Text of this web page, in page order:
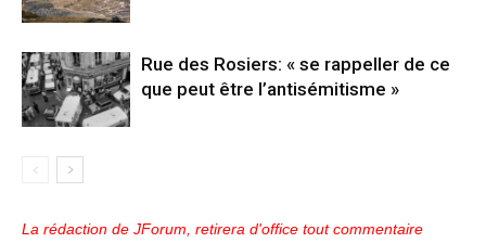
Rue des Rosiers: « se rappeller de ce
que peut être l’antisémitisme »
La rédaction de JForum, retirera d'office tout commentaire